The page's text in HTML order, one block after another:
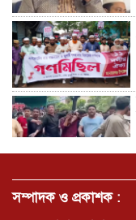
সম্পাদক ও প্রকাশক :